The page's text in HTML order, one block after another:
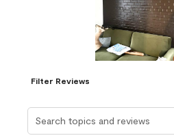
Filter Reviews